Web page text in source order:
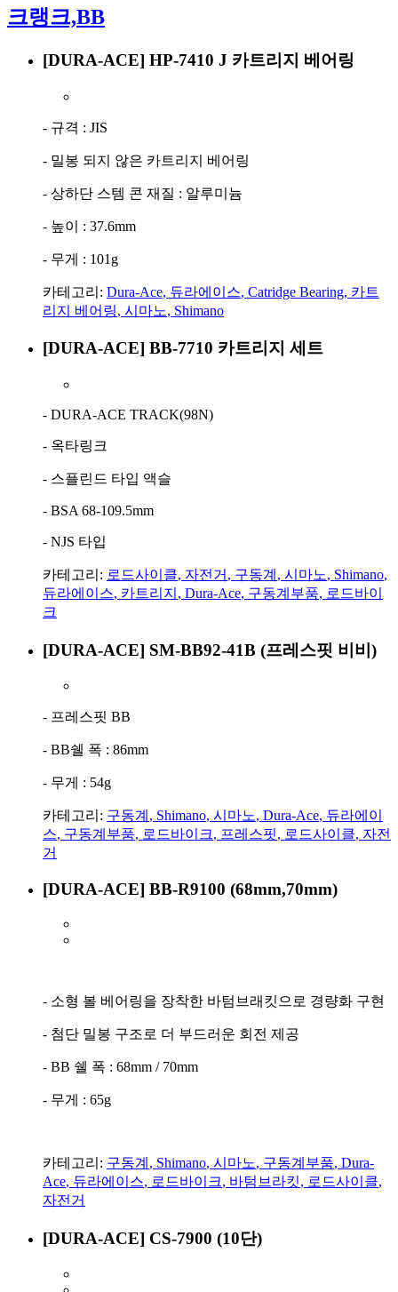
크랭크,BB
[DURA-ACE] HP-7410 J 카트리지 베어링
- 규격 : JIS
- 밀봉 되지 않은 카트리지 베어링
- 상하단 스템 콘 재질 : 알루미늄
- 높이 : 37.6mm
- 무게 : 101g
카테고리: Dura-Ace, 듀라에이스, Catridge Bearing, 카트
리지 베어링, 시마노, Shimano
[DURA-ACE] BB-7710 카트리지 세트
- DURA-ACE TRACK(98N)
- 옥타링크
- 스플린드 타입 액슬
- BSA 68-109.5mm
- NJS 타입
카테고리: 로드사이클, 자전거 , 구동계 , 시마노, Shimano,
듀라에이스, 카트리지 , Dura-Ace, 구동계부품, 로드바이
크
[DURA-ACE] SM-BB92-41B (프레스핏 비비)
- 프레스핏 BB
- BB쉘 폭 : 86mm
- 무게 : 54g
카테고리: 구동계 , Shimano, 시마노, Dura-Ace, 듀라에이
스, 구동계부품, 로드바이크, 프레스핏, 로드사이클, 자전
거
[DURA-ACE] BB-R9100 (68mm,70mm)
- 소형 볼 베어링을 장착한 바텀브래킷으로 경량화 구현
- 첨단 밀봉 구조로 더 부드러운 회전 제공
- BB 쉘 폭 : 68mm / 70mm
- 무게 : 65g
카테고리: 구동계 , Shimano, 시마노, 구동계부품, Dura-
Ace, 듀라에이스, 로드바이크, 바텀브라킷, 로드사이클,
자전거
[DURA-ACE] CS-7900 (10단)